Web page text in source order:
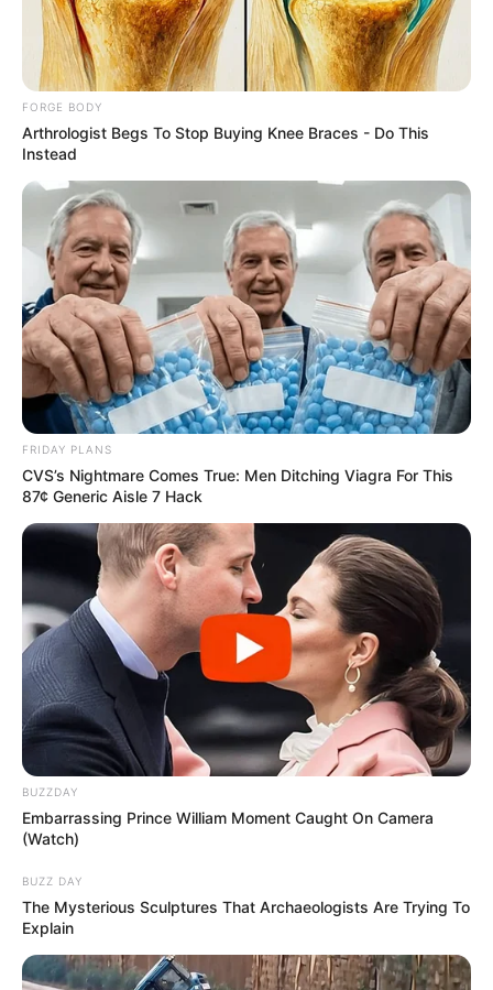
ทายนิสัยจากชุดนอน
ชุดนอน บางเบาคุณชอบความเซ็กซี่เร้าอารมณ์ มีอารมณ์
คลาสสิคสุนทรี รักความสวยงาม เเต่ก็อาจจะอ่อนไหว ชอบ
ทำตัวขี้น้อยใจไปบ้าง มักแสดงความยั่วยวน ให้เพศตรงข้าม
หันมองด้วยความตื่นเต้น ในสรีระร่างกายเเละความเร้า-ใจ
ในตัว คุณชอบความตื่นเต้นในเรื่องของความรัก
FORGE BODY
Arthrologist Begs To Stop Buying Knee Braces - Do This
Instead
FRIDAY PLANS
CVS’s Nightmare Comes True: Men Ditching Viagra For This
87¢ Generic Aisle 7 Hack
BUZZDAY
Embarrassing Prince William Moment Caught On Camera
(Watch)
BUZZ DAY
The Mysterious Sculptures That Archaeologists Are Trying To
Explain